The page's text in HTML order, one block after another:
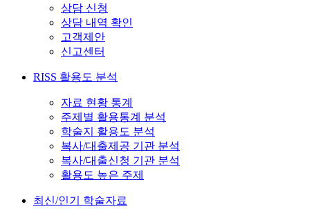
상담 신청
상담 내역 확인
고객제안
신고센터
RISS 활용도 분석
자료 현황 통계
주제별 활용통계 분석
학술지 활용도 분석
복사/대출제공 기관 분석
복사/대출신청 기관 분석
활용도 높은 주제
최신/인기 학술자료